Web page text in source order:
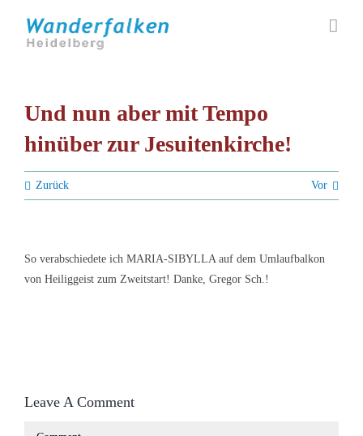
springen
Und nun aber mit Tempo
hinüber zur Jesuitenkirche!
Zurück Vor
So verabschiedete ich MARIA-SIBYLLA auf dem Umlaufbalkon
von Heiliggeist zum Zweitstart! Danke, Gregor Sch.!
Leave A Comment
Comment